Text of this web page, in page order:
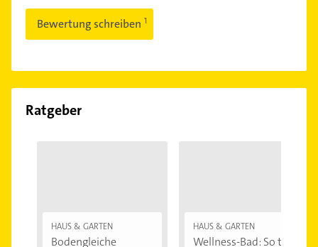
Bewertung schreiben
Ratgeber
HAUS & GARTEN
Bodengleiche
HAUS & GARTEN
Wellness-Bad: So tun